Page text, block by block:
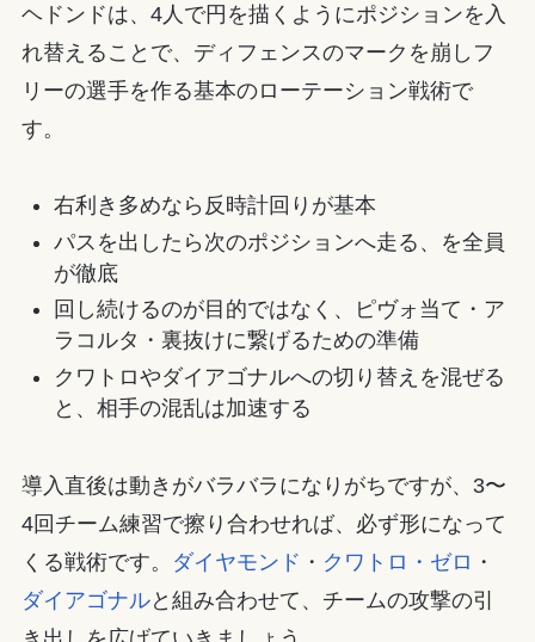
ヘドンドは、4人で円を描くようにポジションを入
れ替えることで、ディフェンスのマークを崩しフ
リーの選手を作る基本のローテーション戦術で
す。
右利き多めなら反時計回りが基本
パスを出したら次のポジションへ走る、を全員
が徹底
回し続けるのが目的ではなく、ピヴォ当て・ア
ラコルタ・裏抜けに繋げるための準備
クワトロやダイアゴナルへの切り替えを混ぜる
と、相手の混乱は加速する
導入直後は動きがバラバラになりがちですが、3〜
4回チーム練習で擦り合わせれば、必ず形になって
くる戦術です。
ダイヤモンド ・ クワトロ・ゼロ ・
ダイアゴナルと組み合わせて、チームの攻撃の引